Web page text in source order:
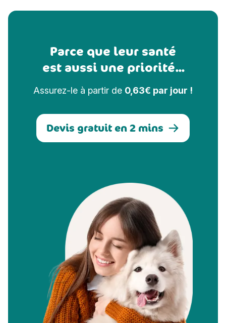
Parce que leur santé
est aussi une priorité...
Assurez-le à partir de 0,63€ par jour !
Devis gratuit en 2 mins